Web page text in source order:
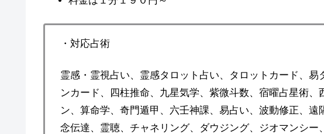
・対応占術
霊感・霊視占い、霊感タロット占い、タロットカード、
ンカード、四柱推命、九星気学、紫微斗数、宿曜占星術
ン、算命学、奇門遁甲、六壬神課、易占い、波動修正、
念伝達、霊聴、チャネリング、ダウジング、ジオマンシー